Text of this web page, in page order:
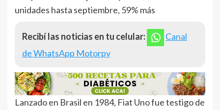
unidades hasta septiembre, 59% más
Recibí las noticias en tu celular:
Canal
de WhatsApp Motorpy
Lanzado en Brasil en 1984, Fiat Uno fue testigo de